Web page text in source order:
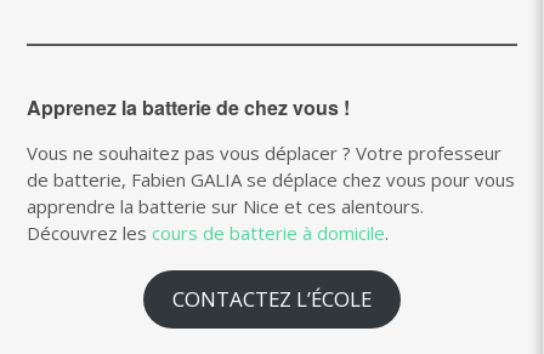
Apprenez la batterie de chez vous !
Vous ne souhaitez pas vous déplacer ? Votre professeur
de batterie, Fabien GALIA se déplace chez vous pour vous
apprendre la batterie sur Nice et ces alentours.
Découvrez lescours de batterie à domicile.
CONTACTEZ L’ÉCOLE